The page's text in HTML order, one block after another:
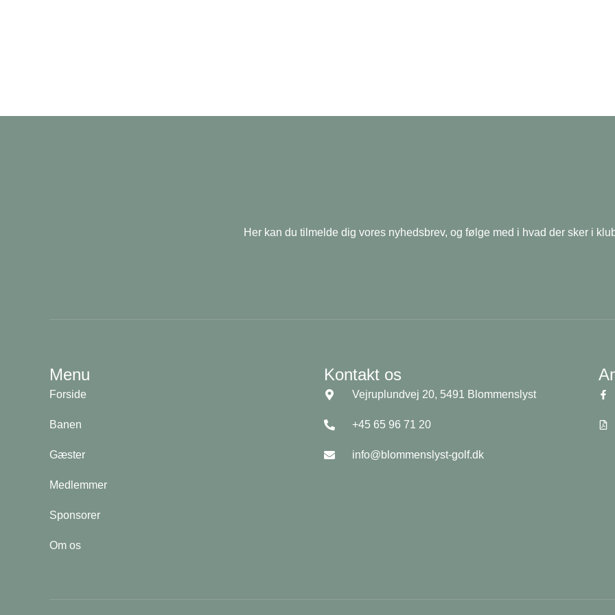
Her kan du tilmelde dig vores nyhedsbrev, og følge med i hvad der sker i
Menu
Forside
Banen
Gæster
Medlemmer
Sponsorer
Om os
Kontakt os
Vejruplundvej 20, 5491 Blommenslyst
+45 65 96 71 20
info@blommenslyst-golf.dk